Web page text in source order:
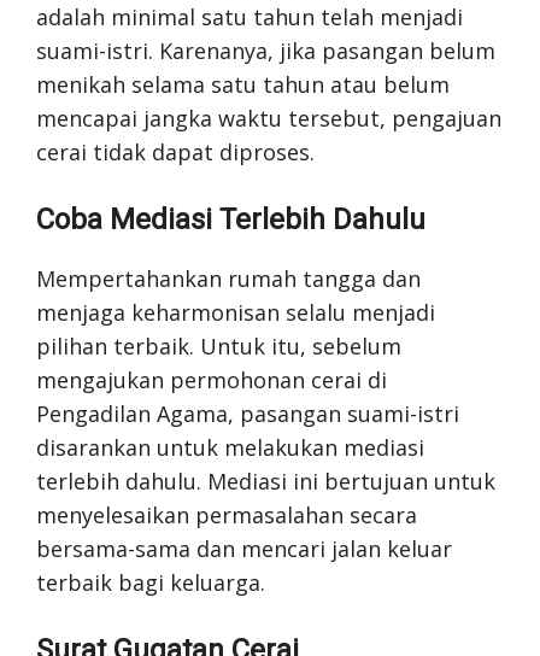
adalah minimal satu tahun telah menjadi
suami-istri. Karenanya, jika pasangan belum
menikah selama satu tahun atau belum
mencapai jangka waktu tersebut, pengajuan
cerai tidak dapat diproses.
Coba Mediasi Terlebih Dahulu
Mempertahankan rumah tangga dan
menjaga keharmonisan selalu menjadi
pilihan terbaik. Untuk itu, sebelum
mengajukan permohonan cerai di
Pengadilan Agama, pasangan suami-istri
disarankan untuk melakukan mediasi
terlebih dahulu. Mediasi ini bertujuan untuk
menyelesaikan permasalahan secara
bersama-sama dan mencari jalan keluar
terbaik bagi keluarga.